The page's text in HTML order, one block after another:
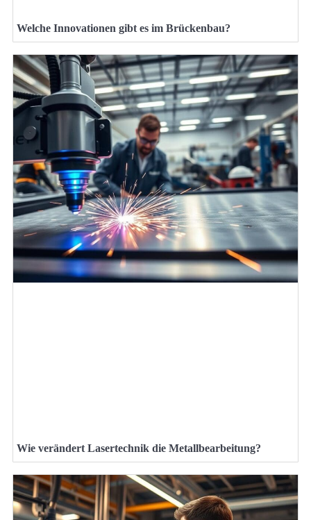
Welche Innovationen gibt es im Brückenbau?
Wie verändert Lasertechnik die Metallbearbeitung?